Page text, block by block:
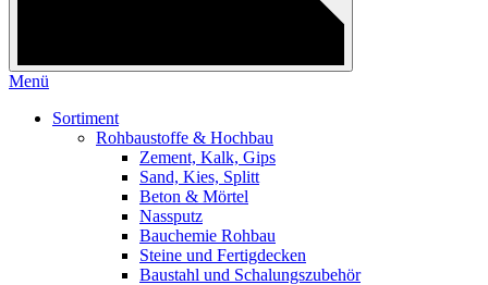
Menü
Sortiment
Rohbaustoffe & Hochbau
Zement, Kalk, Gips
Sand, Kies, Splitt
Beton & Mörtel
Nassputz
Bauchemie Rohbau
Steine und Fertigdecken
Baustahl und Schalungszubehör